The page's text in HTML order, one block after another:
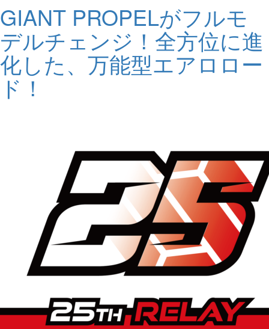
GIANT PROPELがフルモ
デルチェンジ！全方位に進
化した、万能型エアロロー
ド！